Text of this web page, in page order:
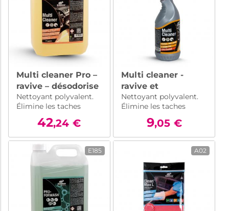
Multi cleaner Pro –
ravive – désodorise
- 5 l
Nettoyant polyvalent.
Élimine les taches
tenaces et laisse un
parfum agréable.
Parfait pour les
professionnels de
l'entretien automobile.
Bidon de 5 litres
42,24 €
Multi cleaner -
ravive et
désodorise votre
véhicule - 750 ml
Nettoyant polyvalent.
Élimine les taches
tenaces et laisse un
parfum agréable.
Parfait pour les
l'entretien automobile.
9,05 €
E185 A02